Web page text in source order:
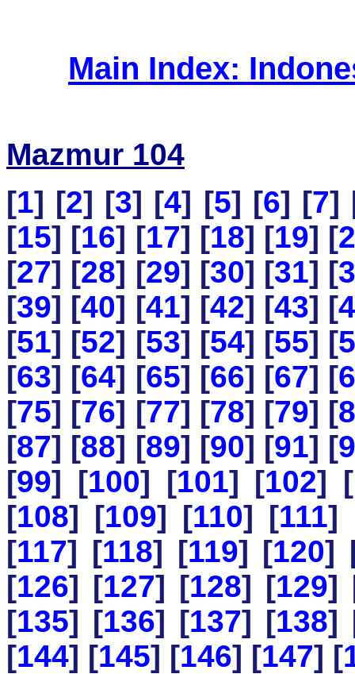
Main Index:
Mazmur 104
[1] [2] [3] [4] [5] [6] [7]
[15] [16] [17] [18] [19] [
[27] [28] [29] [30] [31] [
[39] [40] [41] [42] [43] [
[51] [52] [53] [54] [55] [
[63] [64] [65] [66] [67] [
[75] [76] [77] [78] [79] [
[87] [88] [89] [90] [91] [
[99] [100] [101] [102] [
[108] [109] [110] [111]
[117] [118] [119] [120]
[126] [127] [128] [129]
[135] [136] [137] [138]
[144] [145] [146] [147] [